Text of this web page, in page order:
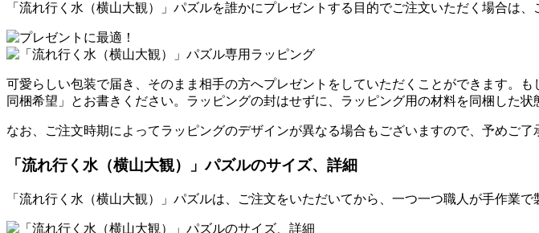
「流れ行く水（横山大観）」パズルを誰かにプレゼントする目的でご注文いただく場合は、
可愛らしい包装で届き、そのまま相手の方へプレゼントをしていただくことができます。
同梱希望」とお書きください。ラッピングの封はせずに、ラッピング用の材料を同梱した状
なお、ご注文時期によってラッピングのデザインが異なる場合もございますので、予めご了
「流れ行く水（横山大観）」パズルのサイズ、詳細
「流れ行く水（横山大観）」パズルは、ご注文をいただいてから、一つ一つ職人が手作業